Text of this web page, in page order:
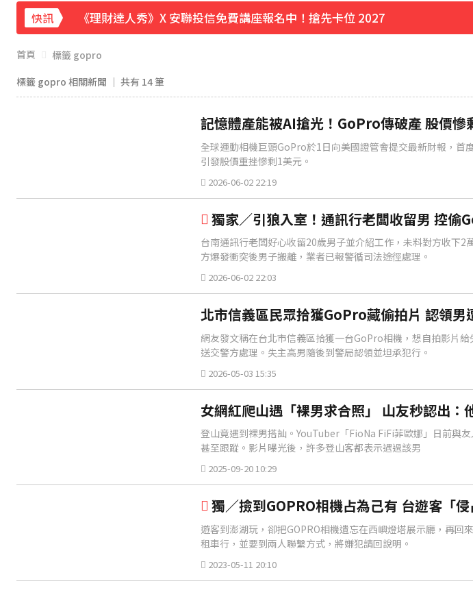
快訊
《理財達人秀》X 安聯投信免費講座報名中！搶先卡位 2027
下載東森App，隨時掌握天下大小事！
白海豚撲日災情不斷！4.5萬民眾避難、2萬戶停電
首頁
標籤 gopro
標籤 gopro 相關新聞 │ 共有 14筆
記憶體產能被AI搶光！GoPro傳破產 股價慘
全球運動相機巨頭GoPro於1日向美國證管會提交最新財報，首
引發股價重挫慘剩1美元。
2026-06-02 22:19
獨家／引狼入室！通訊行老闆收留男 控偷
台南通訊行老闆好心收留20歲男子並介紹工作，未料對方收下
方爆發衝突後男子搬離，業者已報警循司法途徑處理。
2026-06-02 22:03
北市信義區民眾拾獲GoPro藏偷拍片 認領男
網友發文稱在台北市信義區拾獲一台GoPro相機，想自拍影片
送交警方處理。失主高男隨後到警局認領並坦承犯行。
2026-05-03 15:35
女網紅爬山遇「裸男求合照」 山友秒認出：
登山竟遇到裸男搭訕。YouTuber「FioNa FiFi菲歐娜」日前與
甚至跟蹤。影片曝光後，許多登山客都表示遇過該男
2025-09-20 10:29
獨／撿到GOPRO相機占為己有 台遊客「
遊客到澎湖玩，卻把GOPRO相機遺忘在西嶼燈塔展示廳，再回
租車行，並要到兩人聯繫方式，將嫌犯請回說明。
2023-05-11 20:10